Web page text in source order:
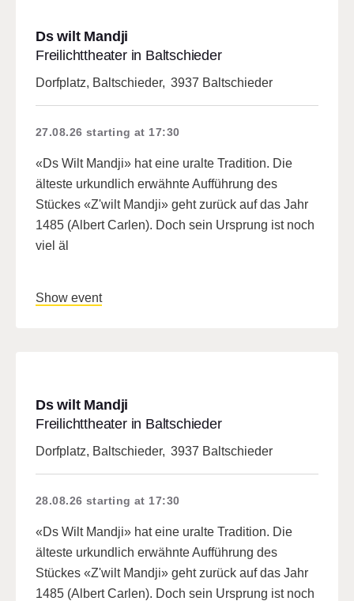
Ds wilt Mandji
Freilichttheater in Baltschieder
Dorfplatz, Baltschieder, 3937 Baltschieder
27.08.26 starting at 17:30
«Ds Wilt Mandji» hat eine uralte Tradition. Die
älteste urkundlich erwähnte Aufführung des
Stückes «Z'wilt Mandji» geht zurück auf das Jahr
1485 (Albert Carlen). Doch sein Ursprung ist noch
viel äl
Show event
Ds wilt Mandji
Freilichttheater in Baltschieder
Dorfplatz, Baltschieder, 3937 Baltschieder
28.08.26 starting at 17:30
«Ds Wilt Mandji» hat eine uralte Tradition. Die
älteste urkundlich erwähnte Aufführung des
Stückes «Z'wilt Mandji» geht zurück auf das Jahr
1485 (Albert Carlen). Doch sein Ursprung ist noch